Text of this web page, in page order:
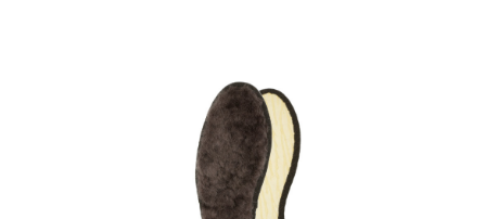
Kuschelige Wintersohle
Lammfell-Einlage mit wollig-weicher